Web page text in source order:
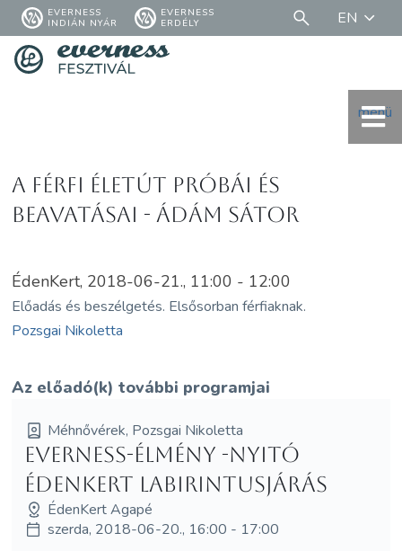
EVERNESS
INDIÁN NYÁR
EVERNESS
ERDÉLY
EN
menü
A Férfi életút próbái és
beavatásai - Ádám Sátor
ÉdenKert, 2018-06-21., 11:00 - 12:00
Előadás és beszélgetés. Elsősorban férfiaknak.
Pozsgai Nikoletta
Az előadó(k) további programjai
Méhnővérek, Pozsgai Nikoletta
EVERNESS-élmény -Nyitó
Édenkert Labirintusjárás
ÉdenKert Agapé
szerda, 2018-06-20., 16:00 - 17:00